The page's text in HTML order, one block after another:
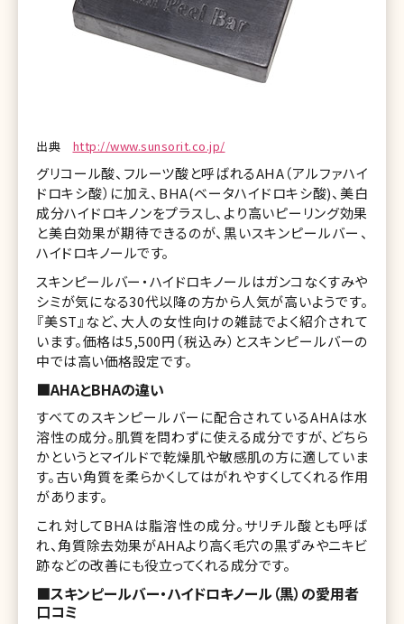
出典 http://www.sunsorit.co.jp/
グリコール酸、フルーツ酸と呼ばれるAHA（アルファハイ
ドロキシ酸）に加え、BHA(ベータハイドロキシ酸)、美白
成分ハイドロキノンをプラスし、より高いピーリング効果
と美白効果が期待できるのが、黒いスキンピールバー、
ハイドロキノールです。
スキンピールバー・ハイドロキノールはガンコなくすみや
シミが気になる30代以降の方から人気が高いようです。
『美ST』など、大人の女性向けの雑誌でよく紹介されて
います。価格は5,500円（税込み）とスキンピールバーの
中では高い価格設定です。
■AHAとBHAの違い
すべてのスキンピールバーに配合されているAHAは水
溶性の成分。肌質を問わずに使える成分ですが、どちら
かというとマイルドで乾燥肌や敏感肌の方に適していま
す。古い角質を柔らかくしてはがれやすくしてくれる作用
があります。
これ対してBHAは脂溶性の成分。サリチル酸とも呼ば
れ、角質除去効果がAHAより高く毛穴の黒ずみやニキビ
跡などの改善にも役立ってくれる成分です。
■スキンピールバー・ハイドロキノール（黒）の愛用者
口コミ